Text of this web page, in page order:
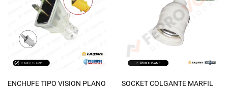
ENCHUFE TIPO VISION PLANO
SOCKET COLGANTE MARFIL